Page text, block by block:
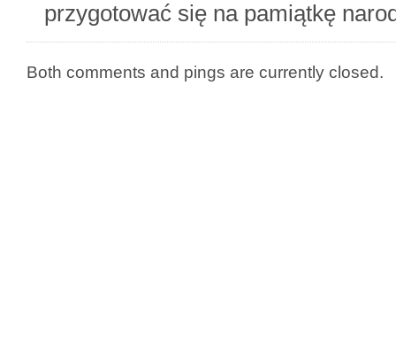
przygotować się na pamiątkę
Both comments and pings are currently closed.